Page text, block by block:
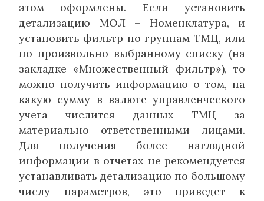
этом оформлены. Если установить
детализацию МОЛ – Номенклатура, и
установить фильтр по группам ТМЦ, или
по произвольно выбранному списку (на
закладке «Множественный фильтр»), то
можно получить информацию о том, на
какую сумму в валюте управленческого
учета числится данных ТМЦ за
материально ответственными лицами.
Для получения более наглядной
информации в отчетах не рекомендуется
устанавливать детализацию по большому
числу параметров, это приведет к